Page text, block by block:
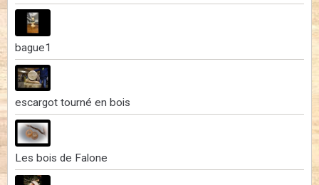
bague1
escargot tourné en bois
Les bois de Falone